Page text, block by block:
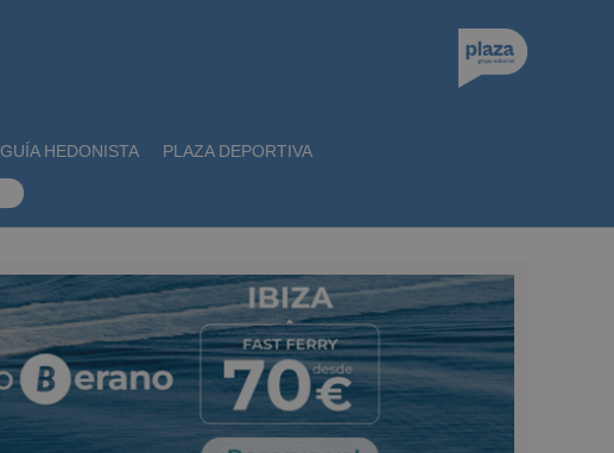
GUÍA HEDONISTA PLAZA DEPORTIVA